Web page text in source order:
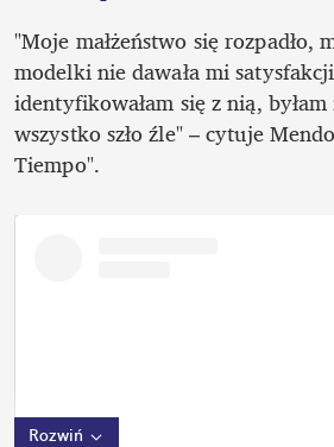
"Moje małżeństwo się rozpadło,
modelki nie dawała mi
identyfikowałam się z nią,
wszystko szło źle" – cytuje
Tiempo".
Rozwiń